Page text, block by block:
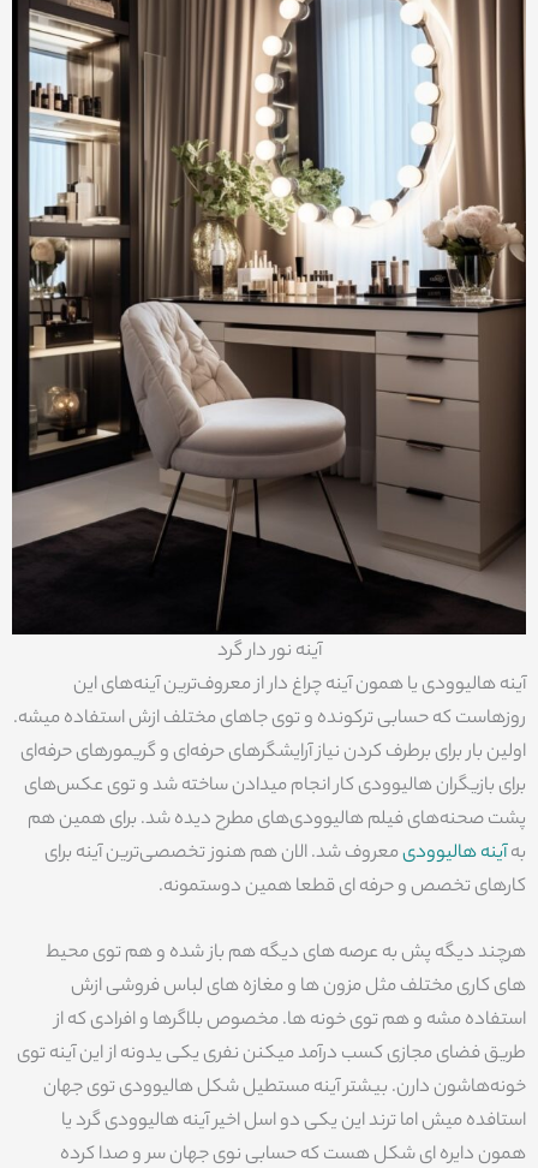
آینه نور دار گرد
آینه هالیوودی یا همون آینه چراغ دار از معروف‌ترین آینه‌های این
روزهاست که حسابی ترکونده و توی جاهای مختلف ازش استفاده میشه.
اولین بار برای برطرف کردن نیاز آرایشگرهای حرفه‌ای و گریمورهای حرفه‌ای
برای بازیگران هالیوودی کار انجام میدادن ساخته شد و توی عکس‌های
پشت صحنه‌های فیلم هالیوودی‌های مطرح دیده شد. برای همین هم
بهآینه هالیوودیمعروف شد. الان هم هنوز تخصصی‌ترین آینه برای
کارهای تخصص و حرفه ای قطعا همین دوستمونه.
هرچند دیگه پش به عرصه های دیگه هم باز شده و هم توی محیط
های کاری مختلف مثل مزون ها و مغازه های لباس فروشی ازش
استفاده مشه و هم توی خونه ها. مخصوص بلاگرها و افرادی که از
طریق فضای مجازی کسب درآمد میکنن نفری یکی یدونه از این آینه توی
خونه‌هاشون دارن. بیشتر آینه مستطیل شکل هالیوودی توی جهان
استافده میش اما ترند این یکی دو اسل اخیر آینه هالیوودی گرد یا
همون دایره ای شکل هست که حسابی نوی جهان سر و صدا کرده